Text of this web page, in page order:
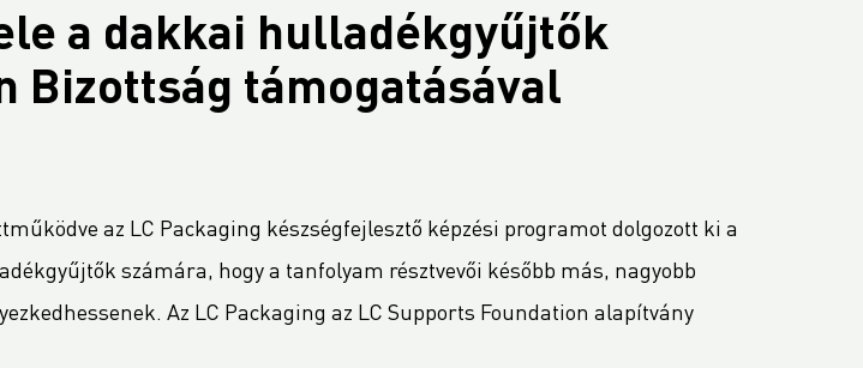
a dakkai hulladékgyűjtők
Bizottság támogatásával
az LC Packaging készségfejlesztő képzési programot dolgozott ki a
számára, hogy a tanfolyam résztvevői később más, nagyobb
Az LC Packaging az LC Supports Foundation alapítvány